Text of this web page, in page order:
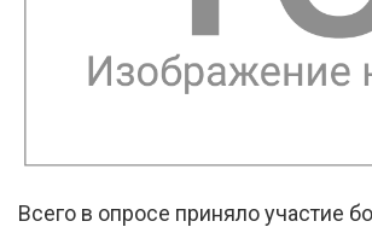
Всего в опросе приняло участие